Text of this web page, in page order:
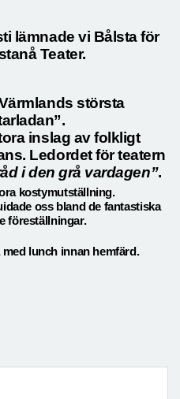
lämnade vi Bålsta för
Teater.
största
inslag av folkligt
Ledordet för teatern
i den grå vardagen”.
kostymutställning.
oss bland de fantastiska
föreställningar.
lunch innan hemfärd.